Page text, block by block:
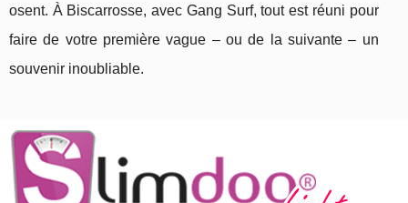
osent. À Biscarrosse, avec Gang Surf, tout est réuni pour
faire de votre première vague – ou de la suivante – un
souvenir inoubliable.